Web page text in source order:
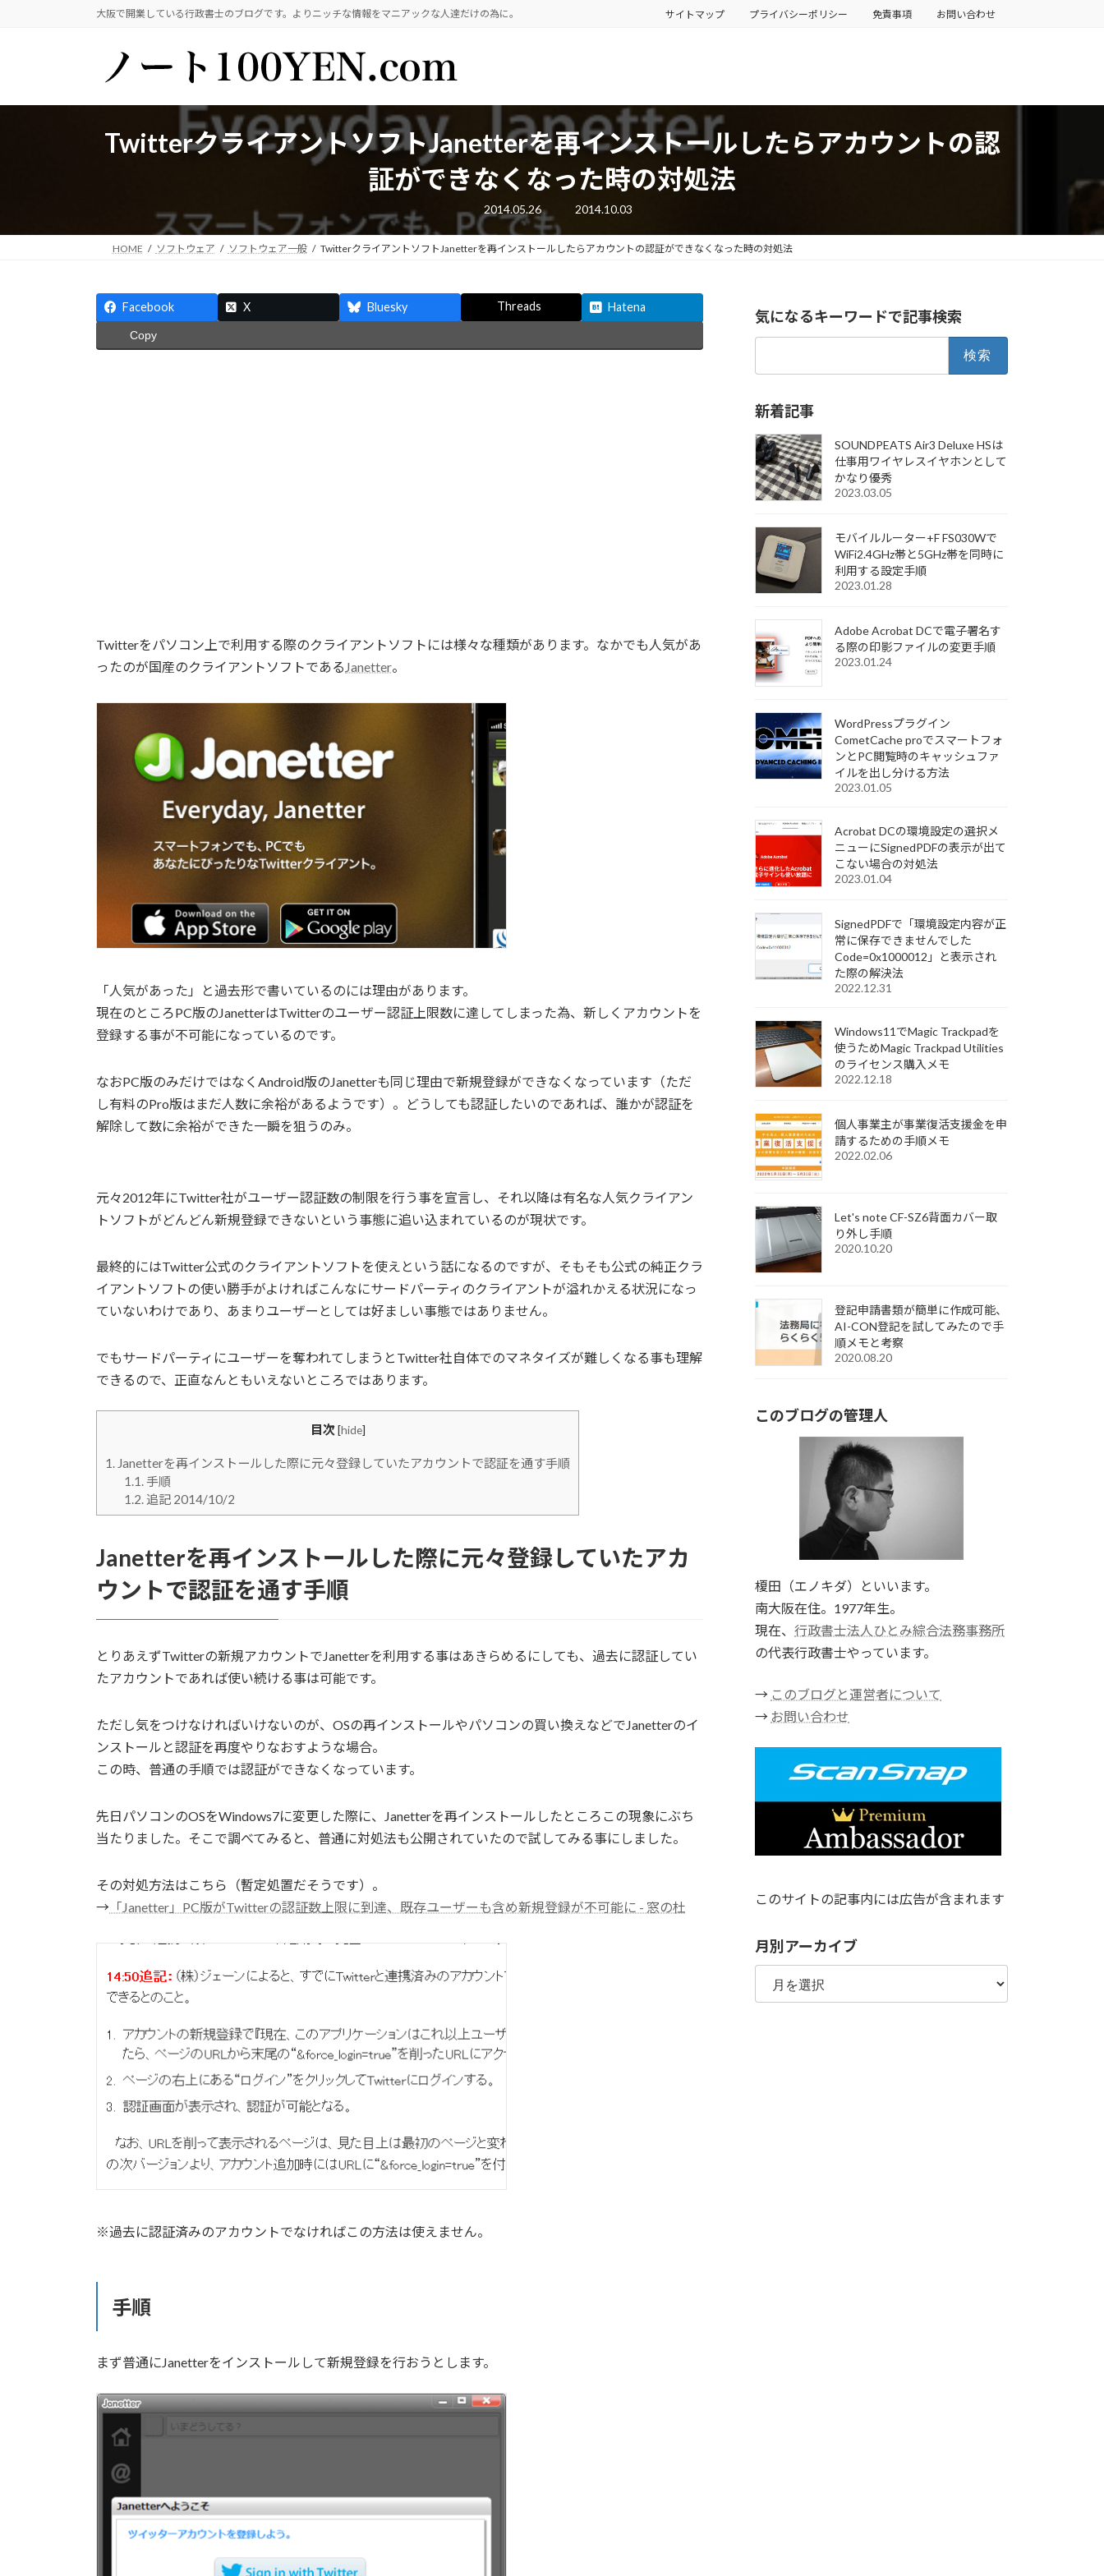
へ
ョ
大阪で開業している行政書士のブログです。よりニッチな情報をマニアックな人達だけの為に。 サイトマップ プライバシーポリシー 免責事項 お問い合わせ
TwitterクライアントソフトJanetterを再インストールしたらアカウントの認
証ができなくなった時の対処法
2014.05.26
最
新
日
2014.10.03
HOME ソフトウェア ソフトウェア一般 TwitterクライアントソフトJanetterを再インストールしたらアカウントの認証ができなくなった時の対処法
Facebook X Bluesky Threads Hatena
Copy
Twitterをパソコン上で利用する際のクライアントソフトには様々な種類があります。なかでも人気があ
ったのが国産のクライアントソフトである Janetter。
「人気があった」と過去形で書いているのには理由があります。
現在のところPC版のJanetterはTwitterのユーザー認証上限数に達してしまった為、新しくアカウントを
登録する事が不可能になっているのです。
なおPC版のみだけではなくAndroid版のJanetterも同じ理由で新規登録ができなくなっています（ただ
し有料のPro版はまだ人数に余裕があるようです）。どうしても認証したいのであれば、誰かが認証を
解除して数に余裕ができた一瞬を狙うのみ。
元々2012年にTwitter社がユーザー認証数の制限を行う事を宣言し、それ以降は有名な人気クライアン
トソフトがどんどん新規登録できないという事態に追い込まれているのが現状です。
最終的にはTwitter公式のクライアントソフトを使えという話になるのですが、そもそも公式の純正クラ
イアントソフトの使い勝手がよければこんなにサードパーティのクライアントが溢れかえる状況になっ
ていないわけであり、あまりユーザーとしては好ましい事態ではありません。
でもサードパーティにユーザーを奪われてしまうとTwitter社自体でのマネタイズが難しくなる事も理解
できるので、正直なんともいえないところではあります。
目次 [hide]
1.
Janetterを再インストールした際に元々登録していたアカウントで認証を通す手順
1.1. 手順
1.2. 追記 2014/10/2
Janetterを再インストールした際に元々登録していたアカ
ウントで認証を通す手順
とりあえずTwitterの新規アカウントでJanetterを利用する事はあきらめるにしても、過去に認証してい
たアカウントであれば使い続ける事は可能です。
ただし気をつけなければいけないのが、OSの再インストールやパソコンの買い換えなどでJanetterのイ
ンストールと認証を再度やりなおすような場合。
この時、普通の手順では認証ができなくなっています。
先日パソコンのOSをWindows7に変更した際に、Janetterを再インストールしたところこの現象にぶち
当たりました。そこで調べてみると、普通に対処法も公開されていたので試してみる事にしました。
その対処方法はこちら（暫定処置だそうです）。
→ 「Janetter」PC版がTwitterの認証数上限に到達、既存ユーザーも含め新規登録が不可能に - 窓の杜
※過去に認証済みのアカウントでなければこの方法は使えません。
手順
まず普通にJanetterをインストールして新規登録を行おうとします。
気になるキーワードで記事検索
新着記事
SOUNDPEATS Air3 Deluxe HSは
仕事用ワイヤレスイヤホンとして
かなり優秀
2023.03.05
モバイルルーター+F FS030Wで
WiFi2.4GHz帯と5GHz帯を同時に
利用する設定手順
2023.01.28
Adobe Acrobat DCで電子署名す
る際の印影ファイルの変更手順
2023.01.24
WordPressプラグイン
CometCache proでスマートフォ
ンとPC閲覧時のキャッシュファ
イルを出し分ける方法
2023.01.05
Acrobat DCの環境設定の選択メ
ニューにSignedPDFの表示が出て
こない場合の対処法
2023.01.04
SignedPDFで「環境設定内容が正
常に保存できませんでした
Code=0x1000012」と表示され
た際の解決法
2022.12.31
Windows11でMagic Trackpadを
使うためMagic Trackpad Utilities
のライセンス購入メモ
2022.12.18
個人事業主が事業復活支援金を申
請するための手順メモ
2022.02.06
Let's note CF-SZ6背面カバー取
り外し手順
2020.10.20
登記申請書類が簡単に作成可能、
AI-CON登記を試してみたので手
順メモと考察
2020.08.20
このブログの管理人
榎田（エノキダ）といいます。
南大阪在住。1977年生。
現在、行政書士法人ひとみ綜合法務事務所
の代表行政書士やっています。
→ このブログと運営者について
→ お問い合わせ
このサイトの記事内には広告が含まれます
月別アーカイブ
月
ア